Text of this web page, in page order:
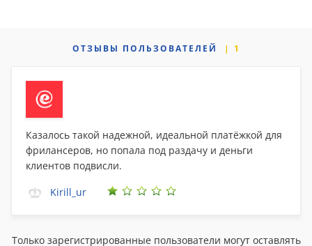
ОТЗЫВЫ ПОЛЬЗОВАТЕЛЕЙ 1
Казалось такой надежной, идеальной платёжкой для
фрилансеров, но попала под раздачу и деньги
клиентов подвисли.
Kirill_ur
Только зарегистрированные пользователи могут оставлять